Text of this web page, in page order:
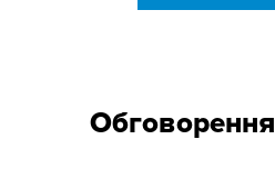
Обговорення